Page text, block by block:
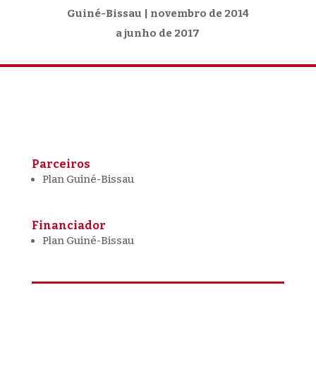
Guiné-Bissau | novembro de 2014
a junho de 2017
Parceiros
Plan Guiné-Bissau
Financiador
Plan Guiné-Bissau